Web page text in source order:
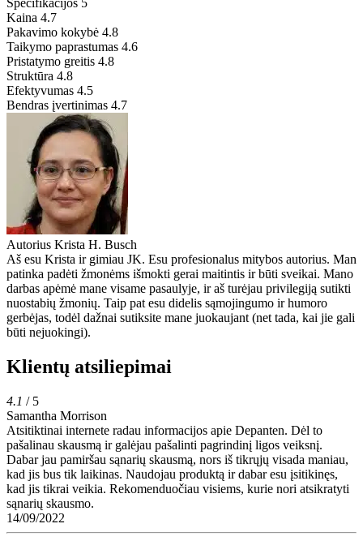
Specifikacijos 5
Kaina 4.7
Pakavimo kokybė 4.8
Taikymo paprastumas 4.6
Pristatymo greitis 4.8
Struktūra 4.8
Efektyvumas 4.5
Bendras įvertinimas 4.7
Autorius Krista H. Busch
Aš esu Krista ir gimiau JK. Esu profesionalus mitybos autorius. Man
patinka padėti žmonėms išmokti gerai maitintis ir būti sveikai. Mano
darbas apėmė mane visame pasaulyje, ir aš turėjau privilegiją sutikti
nuostabių žmonių. Taip pat esu didelis sąmojingumo ir humoro
gerbėjas, todėl dažnai sutiksite mane juokaujant (net tada, kai jie gali
būti nejuokingi).
Klientų atsiliepimai
4.1 / 5
Samantha Morrison
Atsitiktinai internete radau informacijos apie Depanten. Dėl to
pašalinau skausmą ir galėjau pašalinti pagrindinį ligos veiksnį.
Dabar jau pamiršau sąnarių skausmą, nors iš tikrųjų visada maniau,
kad jis bus tik laikinas. Naudojau produktą ir dabar esu įsitikinęs,
kad jis tikrai veikia. Rekomenduočiau visiems, kurie nori atsikratyti
sąnarių skausmo.
14/09/2022